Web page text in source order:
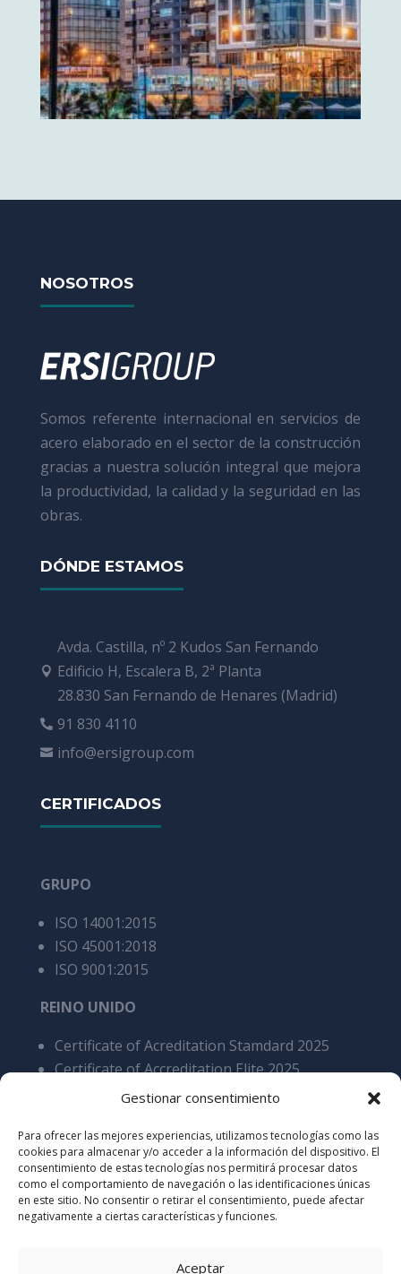
Gestionar consentimiento
Para ofrecer las mejores experiencias, utilizamos tecnologías como las
cookies para almacenar y/o acceder a la información del dispositivo. El
consentimiento de estas tecnologías nos permitirá procesar datos
como el comportamiento de navegación o las identificaciones únicas
en este sitio. No consentir o retirar el consentimiento, puede afectar
negativamente a ciertas características y funciones.
Aceptar
NOSOTROS
Somos referente internacional en servicios de
acero elaborado en el sector de la construcción
gracias a nuestra solución integral que mejora
la productividad, la calidad y la seguridad en las
obras.
DÓNDE ESTAMOS

Avda. Castilla, nº 2 Kudos San Fernando
Edificio H, Escalera B, 2ª Planta
28.830 San Fernando de Henares (Madrid)
 91 830 4110
 info@ersigroup.com
CERTIFICADOS
GRUPO
ISO 14001:2015
ISO 45001:2018
ISO 9001:2015
REINO UNIDO
Certificate of Acreditation Stamdard 2025
Certificate of Accreditation Elite 2025
BRE BES 6001 4.0 Responsible Sourcing of
Cares 5200 Processing of steel reinforcement
products, overall SCS v9